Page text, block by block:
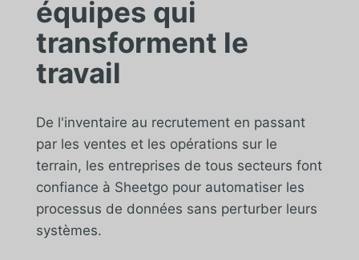
équipes qui
transforment le
travail
De l'inventaire au recrutement en passant
par les ventes et les opérations sur le
terrain, les entreprises de tous secteurs font
confiance à Sheetgo pour automatiser les
processus de données sans perturber leurs
systèmes.